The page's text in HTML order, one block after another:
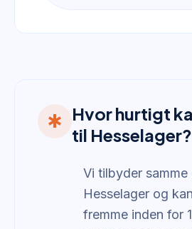
emergency
Hvor hurtigt
til Hesselager?
Vi tilbyder
Hesselager og
fremme inden for